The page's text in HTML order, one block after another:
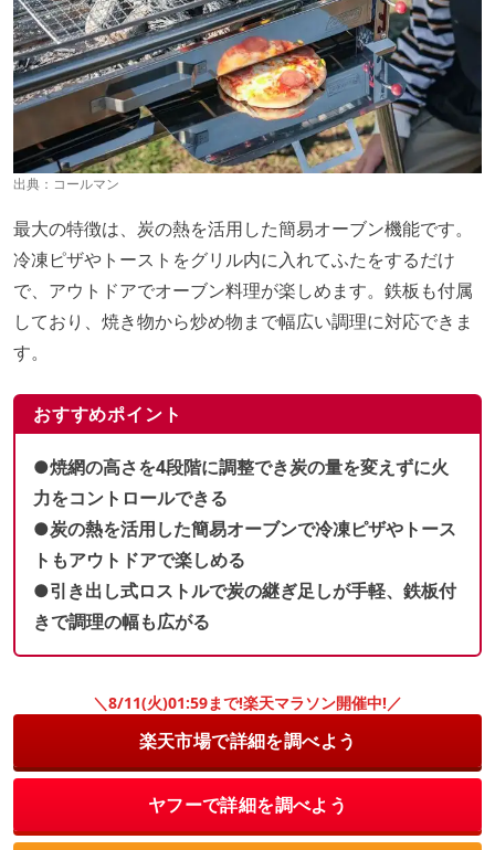
出典： コールマン
最大の特徴は、炭の熱を活用した簡易オーブン機能です。
冷凍ピザやトーストをグリル内に入れてふたをするだけ
で、アウトドアでオーブン料理が楽しめます。鉄板も付属
しており、焼き物から炒め物まで幅広い調理に対応できま
す。
おすすめポイント
●焼網の高さを4段階に調整でき炭の量を変えずに火
力をコントロールできる
●炭の熱を活用した簡易オーブンで冷凍ピザやトース
トもアウトドアで楽しめる
●引き出し式ロストルで炭の継ぎ足しが手軽、鉄板付
きで調理の幅も広がる
＼8/11(火)01:59まで!楽天マラソン開催中!／
楽天市場で詳細を調べよう
ヤフーで詳細を調べよう